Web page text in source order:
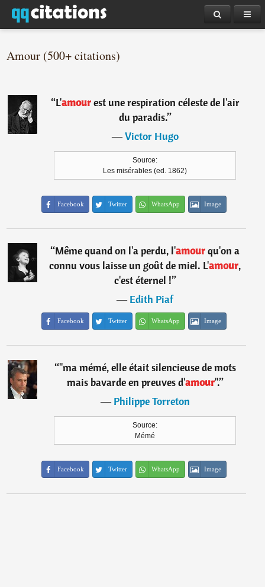
Amour (500+ citations)
“L'amourest une respiration céleste de l'air
du paradis.”
―Victor Hugo
Source:
Les misérables (ed. 1862)
Facebook Twitter WhatsApp Image
“Même quand on l'a perdu, l'amourqu'on a
connu vous laisse un goût de miel. L'amour,
c'est éternel !”
―Edith Piaf
Facebook Twitter WhatsApp Image
“"ma mémé, elle était silencieuse de mots
mais bavarde en preuves d'amour".”
―Philippe Torreton
Source:
Mémé
Facebook Twitter WhatsApp Image